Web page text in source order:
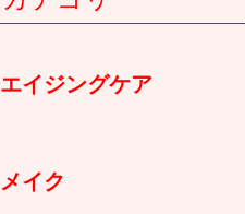
エイジングケア
メイク